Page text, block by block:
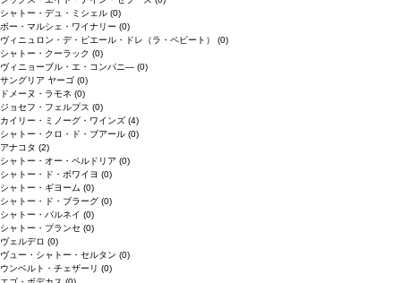
シャトー・デュ・ミシェル (0)
ボー・マルシェ・ワイナリー (0)
ヴィニュロン・デ・ピエール・ドレ（ラ・ペピート） (0)
シャトー・クーラック (0)
ヴィニョーブル・エ・コンパニ― (0)
サングリア ヤーゴ (0)
ドメーヌ・ラモネ (0)
ジョセフ・フェルプス (0)
カイリー・ミノーグ・ワインズ (4)
シャトー・クロ・ド・ブアール (0)
アナコタ (2)
シャトー・オー・ペルドリア (0)
シャトー・ド・ボワイヨ (0)
シャトー・ギヨーム (0)
シャトー・ド・ブラーグ (0)
シャトー・パルネイ (0)
シャトー・プランセ (0)
ヴェルデロ (0)
ヴュー・シャトー・セルタン (0)
ウンベルト・チェザーリ (0)